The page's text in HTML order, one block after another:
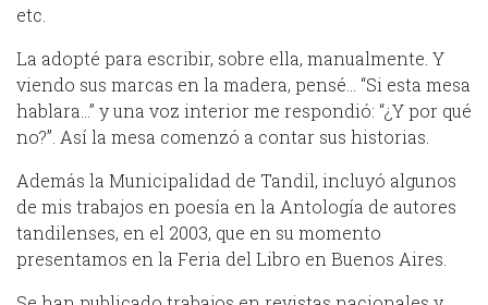
etc.
La adopté para escribir, sobre ella, manualmente. Y
viendo sus marcas en la madera, pensé… “Si esta mesa
hablara…” y una voz interior me respondió: “¿Y por qué
no?”. Así la mesa comenzó a contar sus historias.
Además la Municipalidad de Tandil, incluyó algunos
de mis trabajos en poesía en la Antología de autores
tandilenses, en el 2003, que en su momento
presentamos en la Feria del Libro en Buenos Aires.